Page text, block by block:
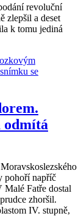
revoluční
zlepšil a deset
k tomu jediná
odmítá
pohoří napříč
Malé Fatře dostal
zhoršil.
IV. stupně,